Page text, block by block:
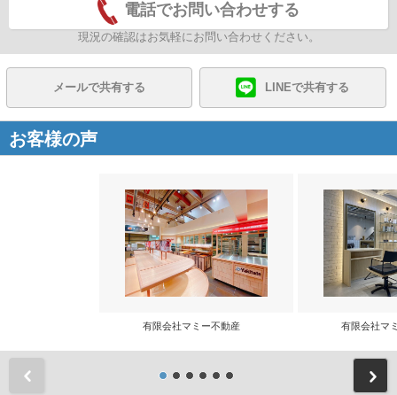
電話でお問い合わせする
現況の確認はお気軽にお問い合わせください。
メールで共有する LINEで共有する
お客様の声
有限会社マミー不動産 有限会社